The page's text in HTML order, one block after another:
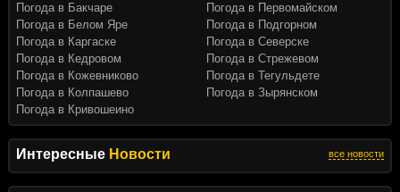
Интересные Новости все новости
Погода в Бакчаре
Погода в Белом Яре
Погода в Каргаске
Погода в Кедровом
Погода в Кожевниково
Погода в Колпашево
Погода в Кривошеино
Погода в Первомайском
Погода в Подгорном
Погода в Северске
Погода в Стрежевом
Погода в Тегульдете
Погода в Зырянском